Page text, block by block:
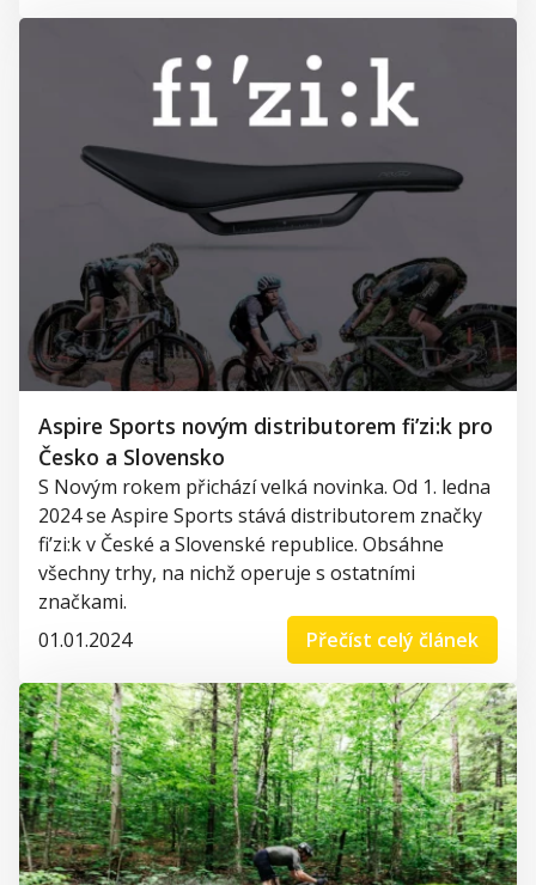
Aspire Sports novým distributorem fi’zi:k pro
Česko a Slovensko
S Novým rokem přichází velká novinka. Od 1. ledna
2024 se Aspire Sports stává distributorem značky
fi’zi:k v České a Slovenské republice. Obsáhne
všechny trhy, na nichž operuje s ostatními
značkami.
01.01.2024
Přečíst celý článek